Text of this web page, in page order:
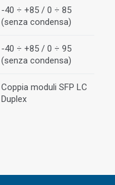
-40 ÷ +85 / 0 ÷ 85
(senza condensa)
-40 ÷ +85 / 0 ÷ 95
(senza condensa)
Coppia moduli SFP LC
Duplex